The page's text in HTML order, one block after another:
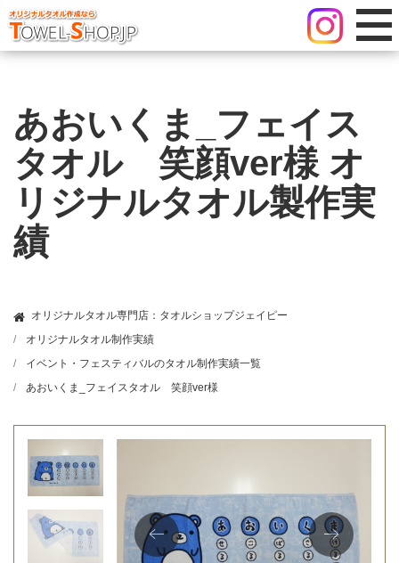
あおいくま_フェイス
タオル 笑顔ver様 オ
リジナルタオル製作実
績
オリジナルタオル専門店：タオルショップジェイピー
オリジナルタオル制作実績
イベント・フェスティバルのタオル制作実績一覧
あおいくま_フェイスタオル 笑顔ver様